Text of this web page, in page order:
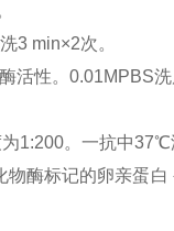
3 min×2次。
活性。0.01MPBS
为1:200。一抗中
酶标记的卵亲蛋